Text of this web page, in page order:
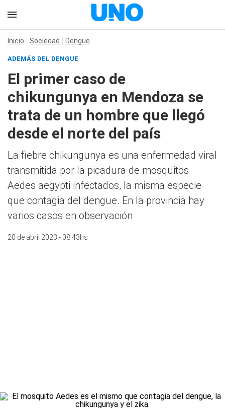
Inicio Sociedad Dengue
ADEMÁS DEL DENGUE
El primer caso de
chikungunya en Mendoza se
trata de un hombre que llegó
desde el norte del país
La fiebre chikungunya es una enfermedad viral
transmitida por la picadura de mosquitos
Aedes aegypti infectados, la misma especie
que contagia del dengue. En la provincia hay
varios casos en observación
20 de abril 2023 - 08:43hs